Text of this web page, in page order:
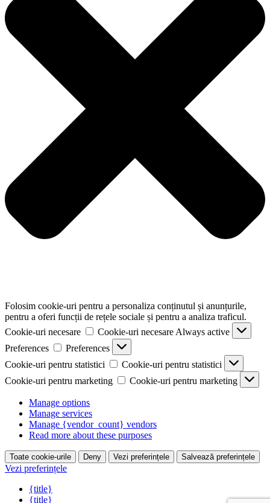
Folosim cookie-uri pentru a personaliza conținutul și anunțurile,
pentru a oferi funcții de rețele sociale și pentru a analiza traficul.
Cookie-uri necesare
Cookie-uri necesare Always active
Preferences
Preferences
Cookie-uri pentru statistici
Cookie-uri pentru statistici
Cookie-uri pentru marketing
Cookie-uri pentru marketing
Manage options
Manage services
Manage {vendor_count} vendors
Read more about these purposes
Toate cookie-urile Deny Vezi preferințele Salvează preferințele
Vezi preferințele
{title}
{title}